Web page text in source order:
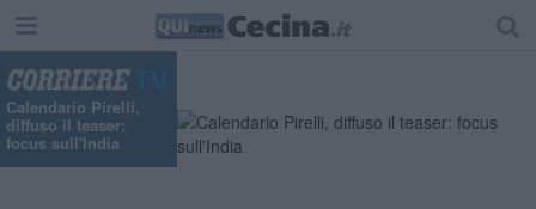
Calendario Pirelli,
diffuso il teaser:
focus sull'India